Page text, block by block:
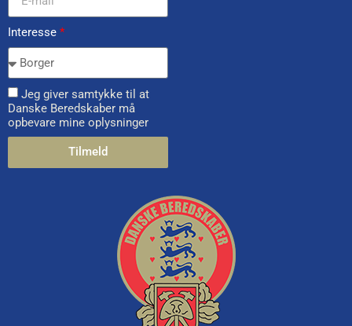
Interesse *
Jeg giver samtykke til at
Danske Beredskaber må
opbevare mine oplysninger
Tilmeld